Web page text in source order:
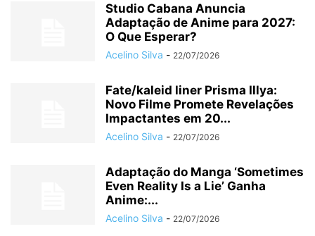
Studio Cabana Anuncia
Adaptação de Anime para 2027:
O Que Esperar?
Acelino Silva - 22/07/2026
Fate/kaleid liner Prisma Illya:
Novo Filme Promete Revelações
Impactantes em 20...
Acelino Silva - 22/07/2026
Adaptação do Manga ‘Sometimes
Even Reality Is a Lie’ Ganha
Anime:...
Acelino Silva - 22/07/2026